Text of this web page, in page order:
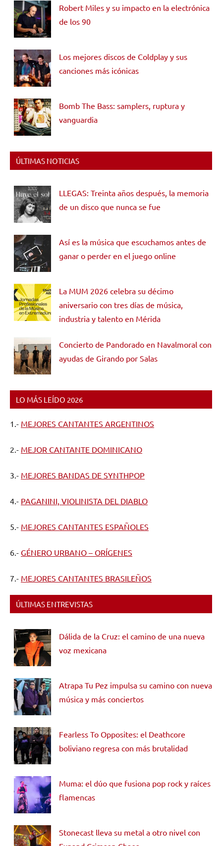
Robert Miles y su impacto en la electrónica
de los 90
Los mejores discos de Coldplay y sus
canciones más icónicas
Bomb The Bass: samplers, ruptura y
vanguardia
ÚLTIMAS NOTICIAS
LLEGAS: Treinta años después, la memoria
de un disco que nunca se fue
Así es la música que escuchamos antes de
ganar o perder en el juego online
La MUM 2026 celebra su décimo
aniversario con tres días de música,
industria y talento en Mérida
Concierto de Pandorado en Navalmoral con
ayudas de Girando por Salas
LO MÁS LEÍDO 2026
1.- MEJORES CANTANTES ARGENTINOS
2.- MEJOR CANTANTE DOMINICANO
3.- MEJORES BANDAS DE SYNTHPOP
4.- PAGANINI, VIOLINISTA DEL DIABLO
5.- MEJORES CANTANTES ESPAÑOLES
6.- GÉNERO URBANO – ORÍGENES
7.- MEJORES CANTANTES BRASILEÑOS
ÚLTIMAS ENTREVISTAS
Dálida de la Cruz: el camino de una nueva
voz mexicana
Atrapa Tu Pez impulsa su camino con nueva
música y más conciertos
Fearless To Opposites: el Deathcore
boliviano regresa con más brutalidad
Muma: el dúo que fusiona pop rock y raíces
flamencas
Stonecast lleva su metal a otro nivel con